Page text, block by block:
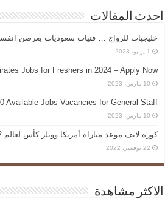
احدث المقالات
خليجيات للزواج … فتيات سعوديات يعرضن
1 يونيو، 2023
Jobs for Freshers in 2024 – Apply Now
10 مارس، 2023
Available Jobs Vacancies for General Staff
10 مارس، 2023
كورة لايف موعد مباراة أمريكا وويلز كأس لعالم 2022
22 نوفمبر، 2022
الاكثر مشاهدة